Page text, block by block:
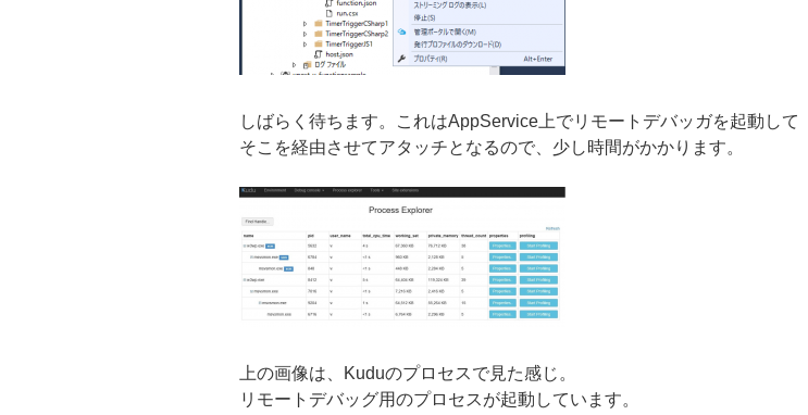
しばらく待ちます。これはAppService上でリモートデバッガを起動して
そこを経由させてアタッチとなるので、少し時間がかかります。
上の画像は、Kuduのプロセスで見た感じ。
リモートデバッグ用のプロセスが起動しています。